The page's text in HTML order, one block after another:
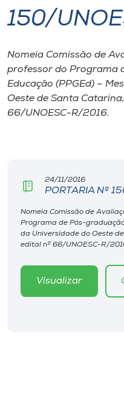
I.nova
Diplomados
Cultura
Editora
Rádio
Museu
150/
Nomeia Comissão de
professor do Programa
Educação (PPGEd) –
Oeste de Santa
66/UNOESC-R/2016.
24/11/2016
PORTARIA Nº
Nomeia Comissão de
Programa de Pós-
da Universidade do Oeste
edital nº 66/UNOESC-R/
Visualizar